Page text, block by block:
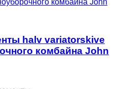
комбайна John
halv variatorskive
комбайна John